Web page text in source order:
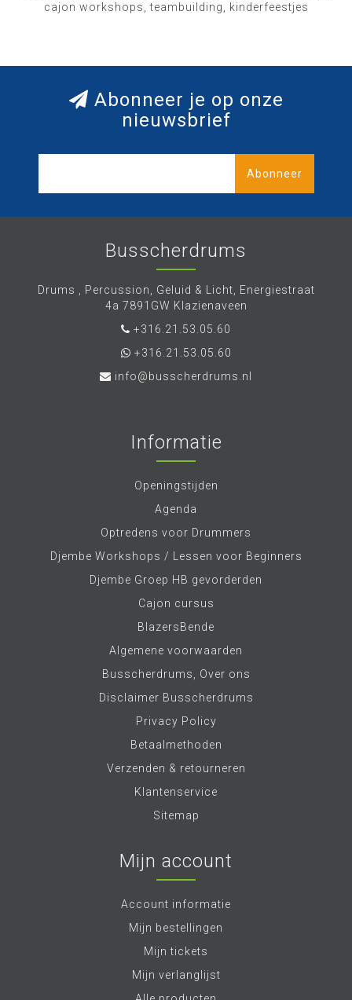
cajon workshops, teambuilding, kinderfeestjes
Abonneer je op onze
nieuwsbrief
Abonneer
Busscherdrums
Drums , Percussion, Geluid & Licht, Energiestraat
4a 7891GW Klazienaveen
+316.21.53.05.60
+316.21.53.05.60
info@busscherdrums.nl
Informatie
Openingstijden
Agenda
Optredens voor Drummers
Djembe Workshops / Lessen voor Beginners
Djembe Groep HB gevorderden
Cajon cursus
BlazersBende
Algemene voorwaarden
Busscherdrums, Over ons
Disclaimer Busscherdrums
Privacy Policy
Betaalmethoden
Verzenden & retourneren
Klantenservice
Sitemap
Mijn account
Account informatie
Mijn bestellingen
Mijn tickets
Mijn verlanglijst